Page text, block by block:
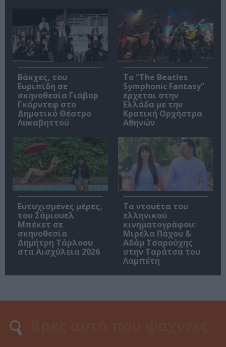
Βάκχες, του
Ευριπίδη σε
σκηνοθεσία Γιάβορ
Γκάρντεφ στο
Δημοτικό Θέατρο
Λυκαβηττού
Το “The Beatles
Symphonic Fantasy”
έρχεται στην
Ελλάδα με την
Κρατική Ορχήστρα
Αθηνών
Ευτυχισμένες μέρες,
του Σάμιουελ
Μπέκετ σε
σκηνοθεσία
Δημήτρη Τάρλοου
στα Αισχύλεια 2026
Τα ντουέτα του
ελληνικού
κινηματογράφου:
Μιρέλα Πάχου &
Αδάμ Τσαρούχης
στην Ταράτσα του
Λαμπέτη